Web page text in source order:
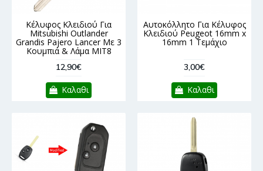
Κέλυφος Κλειδιού Για
Mitsubishi Outlander
Grandis Pajero Lancer Με 3
Κουμπιά & Λάμα MIT8
12,90€
Καλαθι
Αυτοκόλλητο Για Κέλυφος
Κλειδιού Peugeot 16mm x
16mm 1 Τεμάχιο
3,00€
Καλαθι